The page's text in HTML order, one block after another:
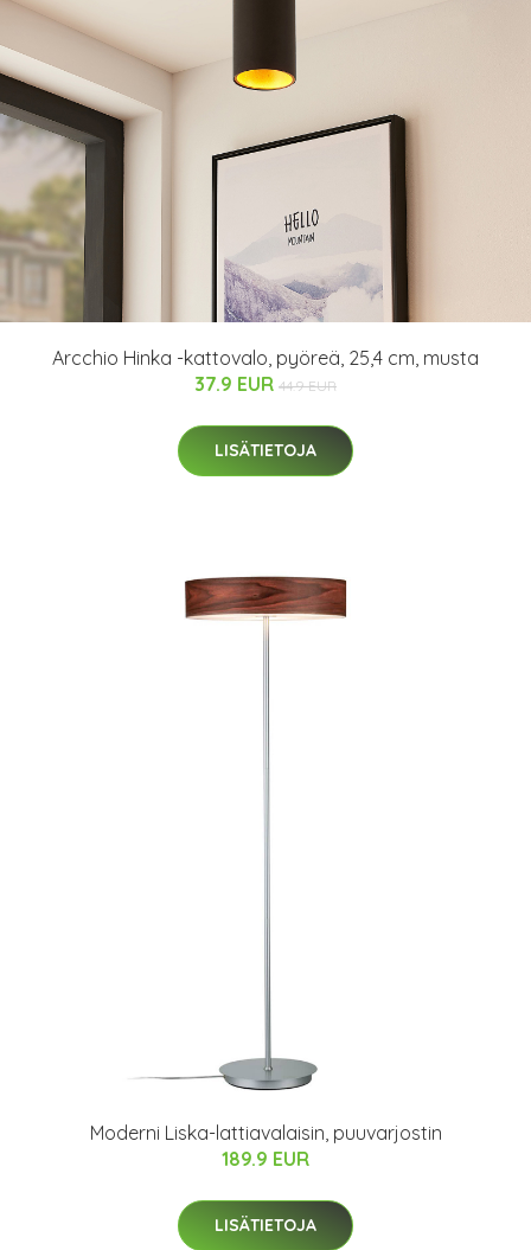
Arcchio Hinka -kattovalo, pyöreä, 25,4 cm, musta
37.9 EUR 44.9 EUR
LISÄTIETOJA
Moderni Liska-lattiavalaisin, puuvarjostin
189.9 EUR
LISÄTIETOJA